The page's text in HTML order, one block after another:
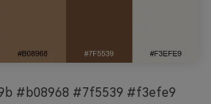
#b08968 #7f5539 #f3efe9